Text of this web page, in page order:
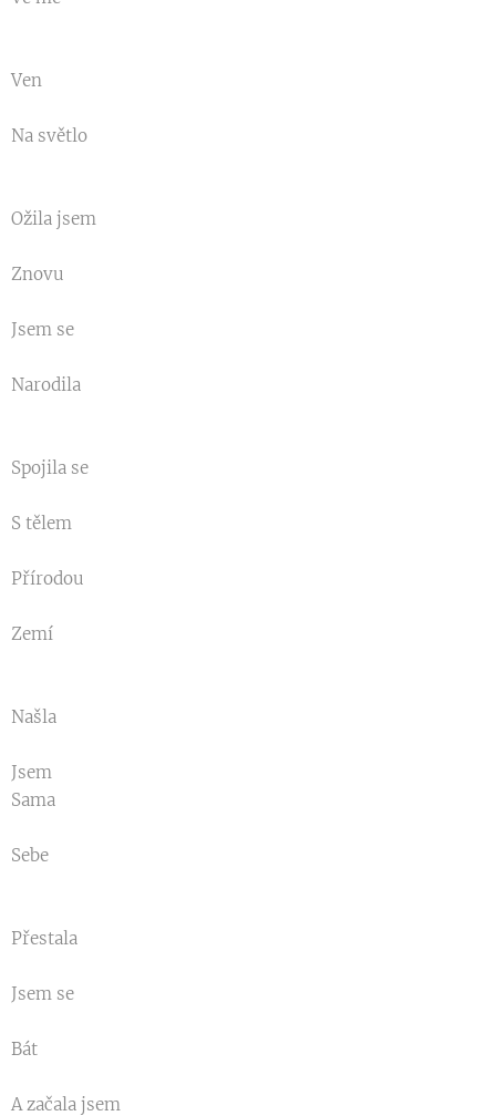
Ven
Na světlo
Ožila jsem
Znovu
Jsem se
Narodila
Spojila se
S tělem
Přírodou
Zemí
Našla
Jsem
Sama
Sebe
Přestala
Jsem se
Bát
A začala jsem